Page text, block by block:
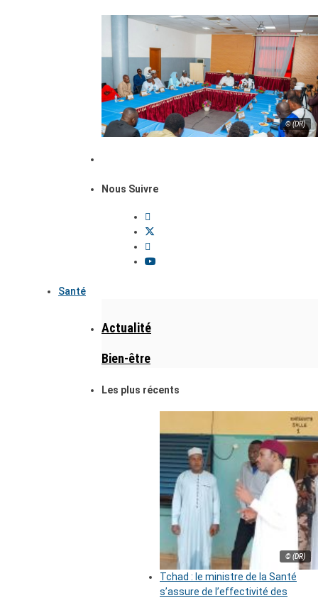
© (DR)
Nous Suivre
Santé
Actualité
Bien-être
Les plus récents
© (DR)
Tchad : le ministre de la Santé
s’assure de l’effectivité des